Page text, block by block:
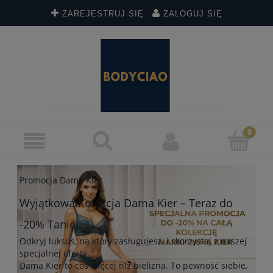
ZAREJESTRUJ SIĘ ZALOGUJ SIĘ
Promocja Dama Kier
Wyjątkowa Kolekcja Dama Kier – Teraz do
-20% Taniej!
Odkryj luksus, na który zasługujesz, i skorzystaj z naszej
specjalnej oferty.
Dama Kier to coś więcej niż bielizna. To pewność siebie,